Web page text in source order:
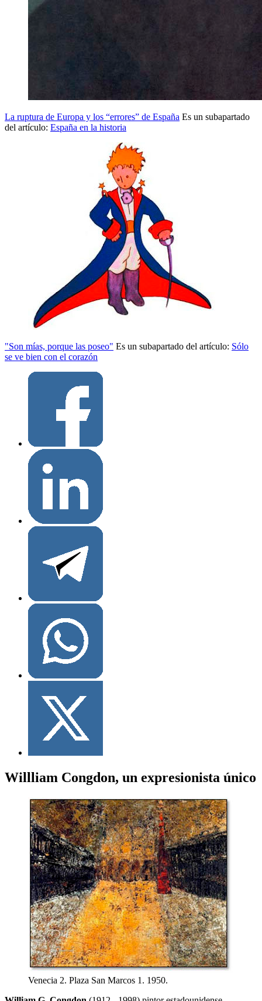
La ruptura de Europa y los “errores” de España Es un subapartado
del artículo: España en la historia
"Son mías, porque las poseo" Es un subapartado del artículo: Sólo
se ve bien con el corazón
Willliam Congdon, un expresionista único
Venecia 2. Plaza San Marcos 1. 1950.